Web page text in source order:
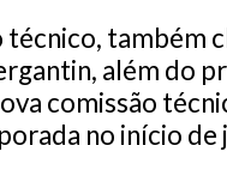
também
além do
comissão
no início de